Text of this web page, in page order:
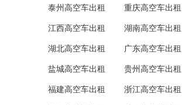
泰州高空车出租 重庆高空车出租
江西高空车出租 湖南高空车出租
湖北高空车出租 广东高空车出租
盐城高空车出租 贵州高空车出租
福建高空车出租 浙江高空车出租